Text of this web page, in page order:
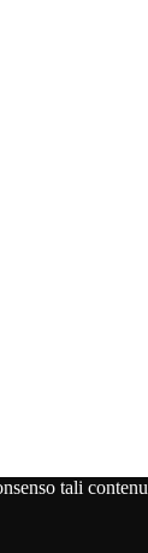
tali